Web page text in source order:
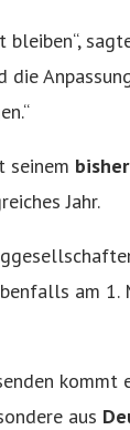
seinem
Jahr.
am
aus